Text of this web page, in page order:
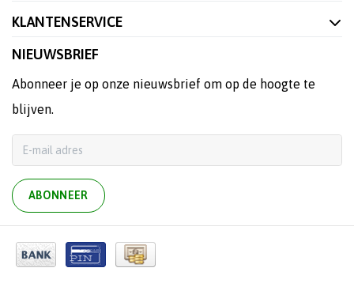
KLANTENSERVICE
NIEUWSBRIEF
Abonneer je op onze nieuwsbrief om op de hoogte te
blijven.
ABONNEER